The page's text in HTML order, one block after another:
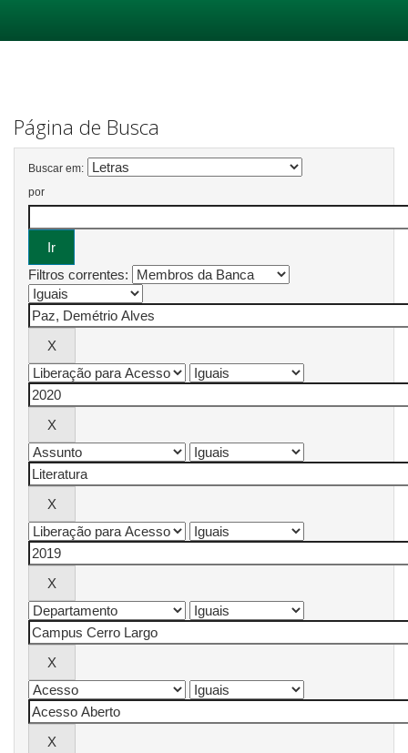
Página de Busca
Buscar em:
por
Filtros correntes: